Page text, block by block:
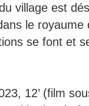
village est
le royaume
se font et
12’ (film